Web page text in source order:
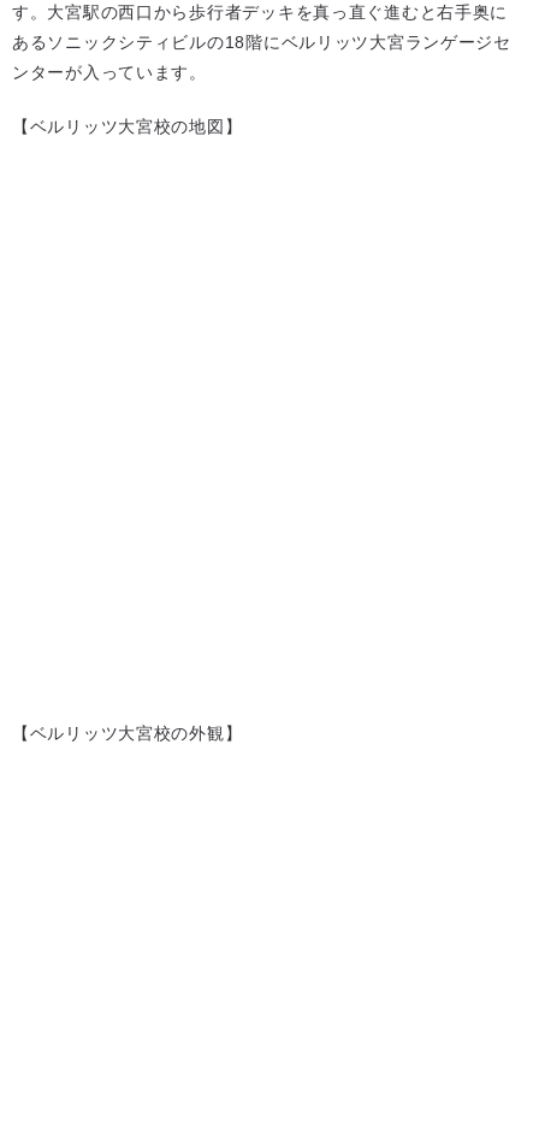
す。大宮駅の西口から歩行者デッキを真っ直ぐ進むと右手奥に
あるソニックシティビルの18階にベルリッツ大宮ランゲージセ
ンターが入っています。
【ベルリッツ大宮校の地図】
【ベルリッツ大宮校の外観】